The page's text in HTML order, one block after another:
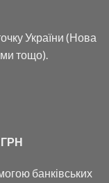
України (Нова
тощо).
банківських